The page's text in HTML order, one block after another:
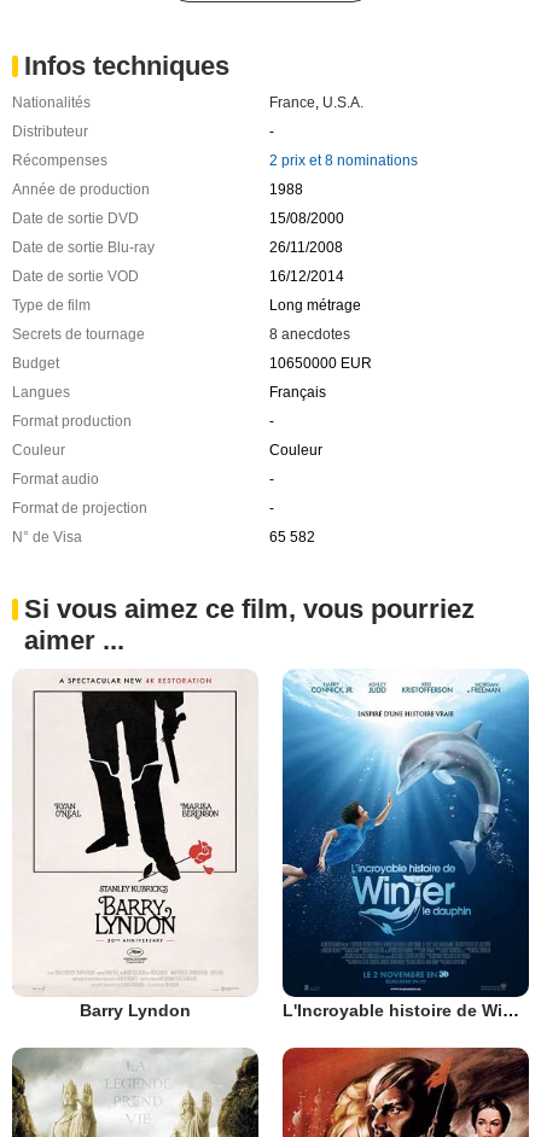
Infos techniques
Nationalités France, U.S.A.
Distributeur
-
Récompenses
2 prix et 8 nominations
Année de production
1988
Date de sortie DVD
15/08/2000
Date de sortie Blu-ray
26/11/2008
Date de sortie VOD
16/12/2014
Type de film
Long métrage
Secrets de tournage
8 anecdotes
Budget
10650000 EUR
Langues
Français
Format production
-
Couleur
Couleur
Format audio
-
Format de projection
-
N° de Visa
65 582
Si vous aimez ce film, vous pourriez
aimer ...
Barry Lyndon L'Incroyable histoire de Winter le dauphin